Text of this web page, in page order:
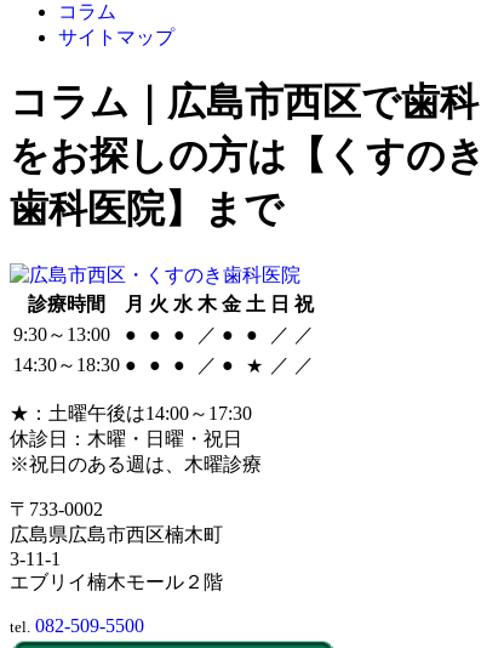
コラム
サイトマップ
コラム｜広島市西区で歯科
をお探しの方は【くすのき
歯科医院】まで
診療時間 月 火 水 木 金 土 日 祝
9:30～13:00
● ● ● ／ ● ● ／ ／
14:30～18:30 ● ● ● ／ ● ★ ／ ／
★：土曜午後は14:00～17:30
休診日：木曜・日曜・祝日
※祝日のある週は、木曜診療
〒733-0002
広島県広島市西区楠木町
3-11-1
エブリイ楠木モール２階
tel. 082-509-5500